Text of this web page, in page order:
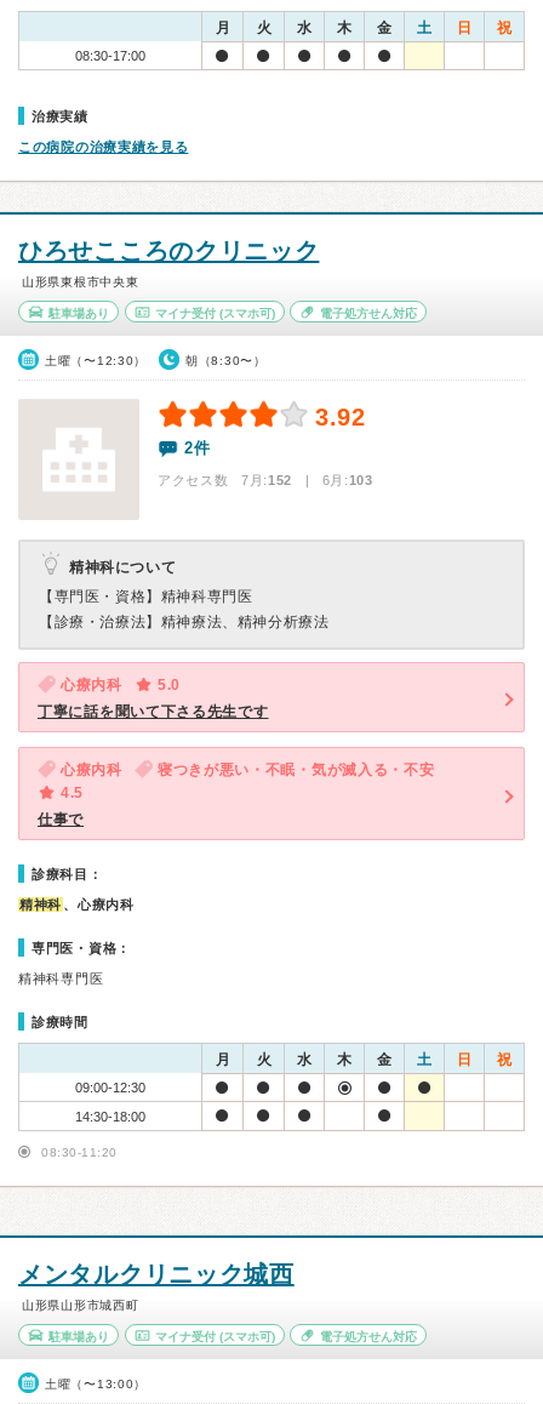
月 火 水 木 金 土 日 祝
08:30-17:00
治療実績
この病院の治療実績を見る
ひろせこころのクリニック
山形県東根市中央東
駐車場あり マイナ受付(スマホ可) 電子処方せん対応
土曜（〜12:30） 朝（8:30〜）
3.92
2件
アクセス数 7月:152 | 6月:103
精神科について
【専門医・資格】 精神科専門医
【診療・治療法】 精神療法、精神分析療法
心療内科
5.0
丁寧に話を聞いて下さる先生です
心療内科
寝つきが悪い・不眠・気が滅入る・不安
4.5
仕事で
診療科目：
精神科 、心療内科
専門医・資格：
精神科専門医
診療時間
月 火 水 木 金 土 日 祝
09:00-12:30
14:30-18:00
08:30-11:20
メンタルクリニック城西
山形県山形市城西町
駐車場あり マイナ受付(スマホ可) 電子処方せん対応
土曜（〜13:00）